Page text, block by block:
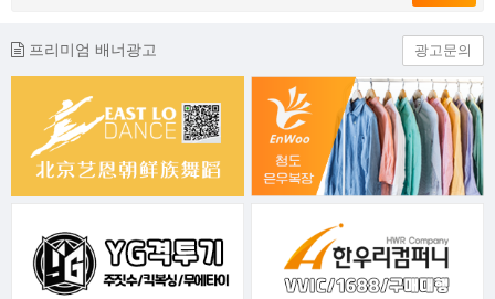
프리미엄 배너광고 광고문의